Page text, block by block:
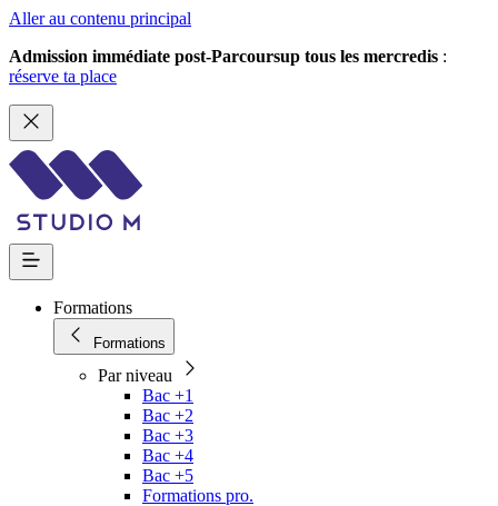
Aller au contenu principal
Admission immédiate post-Parcoursup tous les mercredis :
réserve ta place
Formations
Formations
Par niveau
Bac +1
Bac +2
Bac +3
Bac +4
Bac +5
Formations pro.